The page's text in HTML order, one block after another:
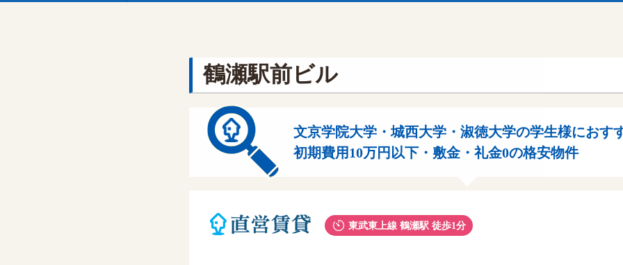
鶴瀬駅前ビル
文京学院大学・城西大学・淑徳大学の学生様におす
初期費用10万円以下・敷金・礼金0の格安物件
東武東上線 鶴瀬駅 徒歩1分